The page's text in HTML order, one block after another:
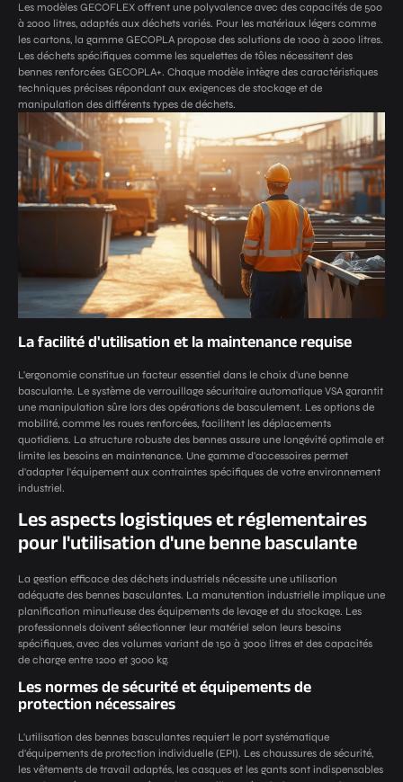
Les modèles GECOFLEX offrent une polyvalence avec des capacités de 500
à 2000 litres, adaptés aux déchets variés. Pour les matériaux légers comme
les cartons, la gamme GECOPLA propose des solutions de 1000 à 2000 litres.
Les déchets spécifiques comme les squelettes de tôles nécessitent des
bennes renforcées GECOPLA+. Chaque modèle intègre des caractéristiques
techniques précises répondant aux exigences de stockage et de
manipulation des différents types de déchets.
La facilité d'utilisation et la maintenance requise
L'ergonomie constitue un facteur essentiel dans le choix d'une benne
basculante. Le système de verrouillage sécuritaire automatique VSA garantit
une manipulation sûre lors des opérations de basculement. Les options de
mobilité, comme les roues renforcées, facilitent les déplacements
quotidiens. La structure robuste des bennes assure une longévité optimale et
limite les besoins en maintenance. Une gamme d'accessoires permet
d'adapter l'équipement aux contraintes spécifiques de votre environnement
industriel.
Les aspects logistiques et réglementaires
pour l'utilisation d'une benne basculante
La gestion efficace des déchets industriels nécessite une utilisation
adéquate des bennes basculantes. La manutention industrielle implique une
planification minutieuse des équipements de levage et du stockage. Les
professionnels doivent sélectionner leur matériel selon leurs besoins
spécifiques, avec des volumes variant de 150 à 3000 litres et des capacités
de charge entre 1200 et 3000 kg.
Les normes de sécurité et équipements de
protection nécessaires
L'utilisation des bennes basculantes requiert le port systématique
d'équipements de protection individuelle (EPI). Les chaussures de sécurité,
les vêtements de travail adaptés, les casques et les gants sont indispensables